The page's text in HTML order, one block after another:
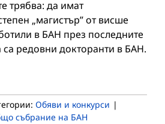
трябва: да имат
„магистър” от висше
в БАН през последните
редовни докторанти в БАН.
Обяви и конкурси |
събрание на БАН